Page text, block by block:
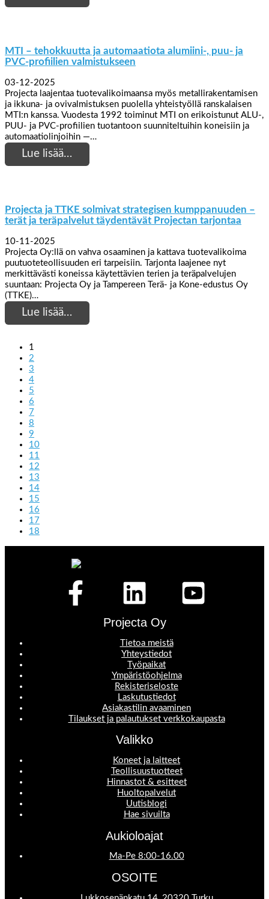
MTI – tehokkuutta ja automaatiota alumiini-, puu- ja
PVC-profiilien valmistukseen
03-12-2025
Projecta laajentaa tuotevalikoimaansa myös metallirakentamisen
ja ikkuna- ja ovivalmistuksen puolella yhteistyöllä ranskalaisen
MTI:n kanssa. Vuodesta 1992 toiminut MTI on erikoistunut ALU-,
PUU- ja PVC-profiilien tuotantoon suunniteltuihin koneisiin ja
automaatiolinjoihin —…
Lue lisää…
Projecta ja TTKE solmivat strategisen kumppanuuden –
terät ja teräpalvelut täydentävät Projectan tarjontaa
10-11-2025
Projecta Oy:llä on vahva osaaminen ja kattava tuotevalikoima
puutuoteteollisuuden eri tarpeisiin. Tarjonta laajenee nyt
merkittävästi koneissa käytettävien terien ja teräpalvelujen
suuntaan: Projecta Oy ja Tampereen Terä- ja Kone-edustus Oy
(TTKE)…
Lue lisää…
1
2
3
4
5
6
7
8
9
10
11
12
13
14
15
16
17
18
Projecta Oy
Tietoa meistä
Yhteystiedot
Työpaikat
Ympäristöohjelma
Rekisteriseloste
Laskutustiedot
Asiakastilin avaaminen
Tilaukset ja palautukset verkkokaupasta
Valikko
Koneet ja laitteet
Teollisuustuotteet
Hinnastot & esitteet
Huoltopalvelut
Uutisblogi
Hae sivuilta
Aukioloajat
Ma-Pe 8:00-16.00
OSOITE